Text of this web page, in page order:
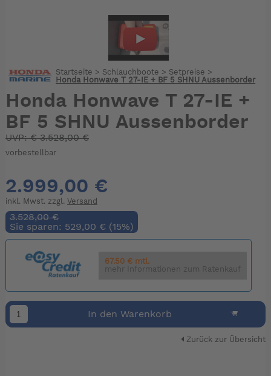
Startseite > Schlauchboote > Setpreise >
Honda Honwave T 27-IE + BF 5 SHNU Aussenborder
Honda Honwave T 27-IE +
BF 5 SHNU Aussenborder
UVP:€3.528,00 €
vorbestellbar
2.999,00 €
inkl. Mwst. zzgl. Versand
3.528,00 €
Sie sparen: 529,00 € (15%)
67.50 € mtl.
mehr Informationen zum Ratenkauf
In den Warenkorb
Zurück zur Übersicht